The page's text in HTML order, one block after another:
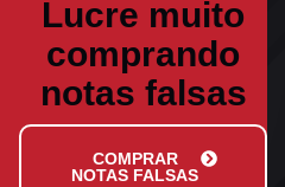
Lucre muito
comprando
notas falsas
COMPRAR
NOTAS FALSAS